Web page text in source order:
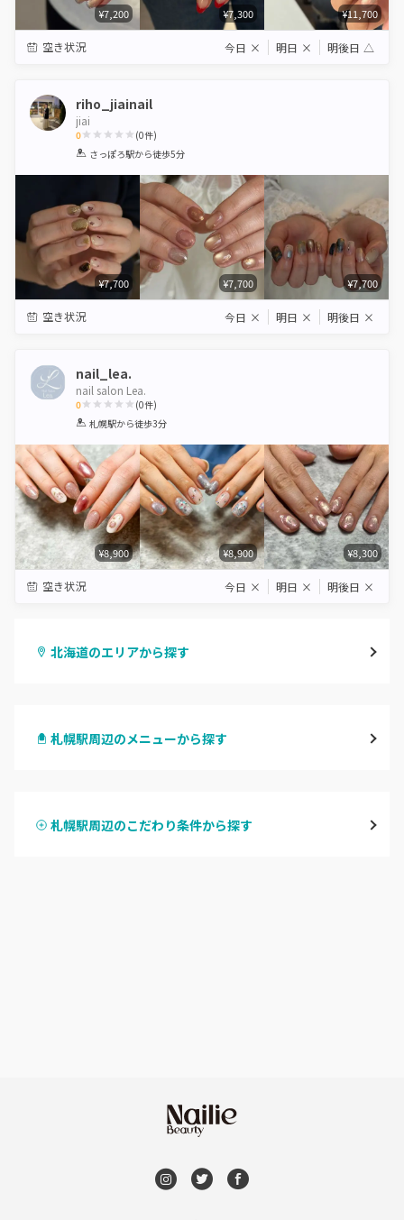
¥7,200 ¥7,300 ¥11,700
空き状況 今日 × 明日 × 明後日 △
riho_jiainail
jiai
0
1 2 3 4 5
(0件)
さっぽろ駅から徒歩5分
¥7,700 ¥7,700 ¥7,700
空き状況 今日 × 明日 × 明後日 ×
nail_lea.
nail salon Lea.
0
1 2 3 4 5
(0件)
札幌駅から徒歩3分
¥8,900 ¥8,900 ¥8,300
空き状況 今日 × 明日 × 明後日 ×
北海道のエリアから探す
北区・東区
札幌駅周辺のメニューから探す
ハンドスカルプ
札幌駅周辺のこだわり条件から探す